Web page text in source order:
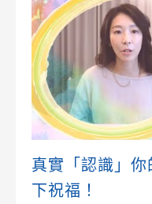
真實「認識」
下祝福！